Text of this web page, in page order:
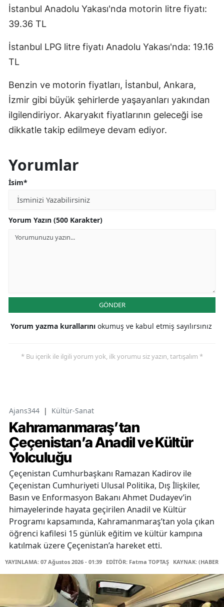
İstanbul Anadolu Yakası'nda motorin litre fiyatı:
39.36 TL
İstanbul LPG litre fiyatı Anadolu Yakası'nda: 19.16
TL
Benzin ve motorin fiyatları, İstanbul, Ankara,
İzmir gibi büyük şehirlerde yaşayanları yakından
ilgilendiriyor. Akaryakıt fiyatlarının geleceği ise
dikkatle takip edilmeye devam ediyor.
Yorumlar
İsim*
Yorum Yazın (500 Karakter)
GÖNDER
Yorum yazma kurallarını okumuş ve kabul etmiş sayılırsınız
* Bu içerik ile ilgili yorum yok, ilk yorumu siz yazın, tartışalım *
Ajans344 | Kültür-Sanat
Kahramanmaraş’tan
Çeçenistan’a Anadil ve Kültür
Yolculuğu
Çeçenistan Cumhurbaşkanı Ramazan Kadirov ile
Çeçenistan Cumhuriyeti Ulusal Politika, Dış İlişkiler,
Basın ve Enformasyon Bakanı Ahmet Dudayev’in
himayelerinde hayata geçirilen Anadil ve Kültür
Programı kapsamında, Kahramanmaraş’tan yola çıkan
öğrenci kafilesi 15 günlük eğitim ve kültür kampına
katılmak üzere Çeçenistan’a hareket etti.
YAYINLAMA: 07 Ağustos 2026 - 01:39 EDİTÖR: Fatma TOPTAŞ KAYNAK: (HABER